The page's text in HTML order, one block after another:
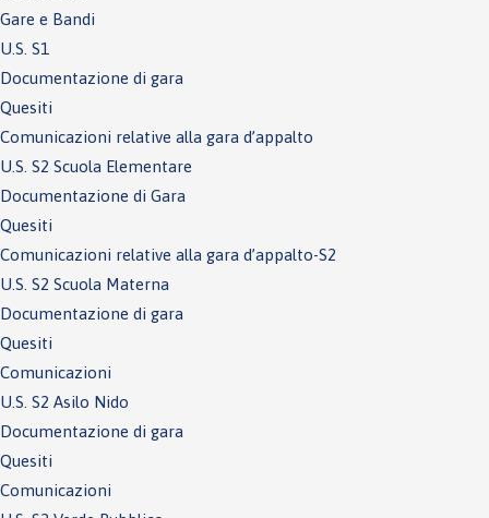
Gare e Bandi
U.S. S1
Documentazione di gara
Quesiti
Comunicazioni relative alla gara d’appalto
U.S. S2 Scuola Elementare
Documentazione di Gara
Quesiti
Comunicazioni relative alla gara d’appalto-S2
U.S. S2 Scuola Materna
Documentazione di gara
Quesiti
Comunicazioni
U.S. S2 Asilo Nido
Documentazione di gara
Quesiti
Comunicazioni